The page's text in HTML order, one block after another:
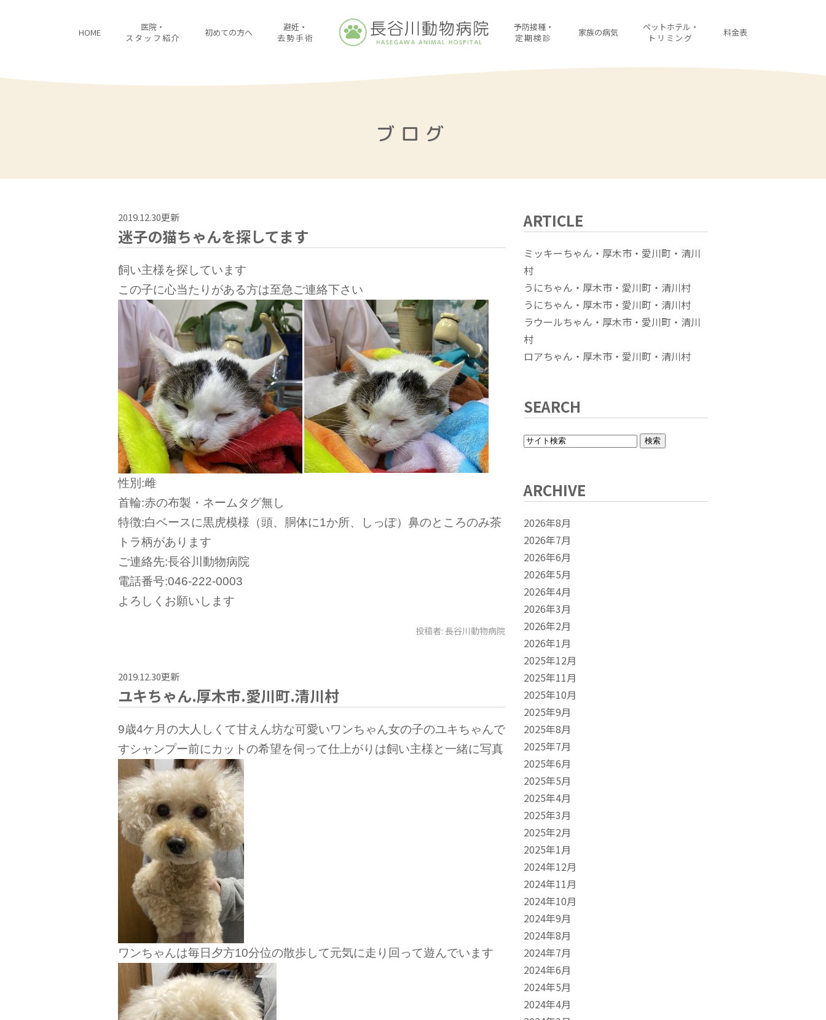
HOME
医院・
スタッフ紹介
初めての方へ
避妊・
去勢手術
予防接種・
定期検診
家族の病気
ペットホテル・
トリミング
料金表
ブログ
2019.12.30更新
迷子の猫ちゃんを探してます
飼い主様を探しています
この子に心当たりがある方は至急ご連絡下さい
性別:雌
首輪:赤の布製・ネームタグ無し
特徴:白ベースに黒虎模様（頭、胴体に1か所、しっぽ）鼻のところのみ茶
トラ柄があります
ご連絡先:長谷川動物病院
電話番号:046-222-0003
よろしくお願いします
投稿者: 長谷川動物病院
2019.12.30更新
ユキちゃん.厚木市.愛川町.清川村
9歳4ケ月の大人しくて甘えん坊な可愛いワンちゃん女の子のユキちゃんで
すシャンプー前にカットの希望を伺って仕上がりは飼い主様と一緒に写真
ワンちゃんは毎日夕方10分位の散歩して元気に走り回って遊んでいます
ARTICLE
ミッキーちゃん・厚木市・愛川町・清川
村
うにちゃん・厚木市・愛川町・清川村
うにちゃん・厚木市・愛川町・清川村
ラウールちゃん・厚木市・愛川町・清川
村
ロアちゃん・厚木市・愛川町・清川村
SEARCH
ARCHIVE
2026年8月
2026年7月
2026年6月
2026年5月
2026年4月
2026年3月
2026年2月
2026年1月
2025年12月
2025年11月
2025年10月
2025年9月
2025年8月
2025年7月
2025年6月
2025年5月
2025年4月
2025年3月
2025年2月
2025年1月
2024年12月
2024年11月
2024年10月
2024年9月
2024年8月
2024年7月
2024年6月
2024年5月
2024年4月